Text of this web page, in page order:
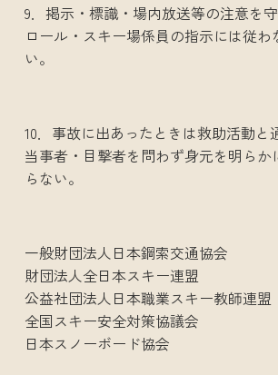
9．掲示・標識・場内放送等の注意を
ロール・スキー場係員の指示には従わ
い。
10．事故に出あったときは救助活動と
当事者・目撃者を問わず身元を明らか
らない。
一般財団法人日本鋼索交通協会
財団法人全日本スキー連盟
公益社団法人日本職業スキー教師連盟
全国スキー安全対策協議会
日本スノーボード協会